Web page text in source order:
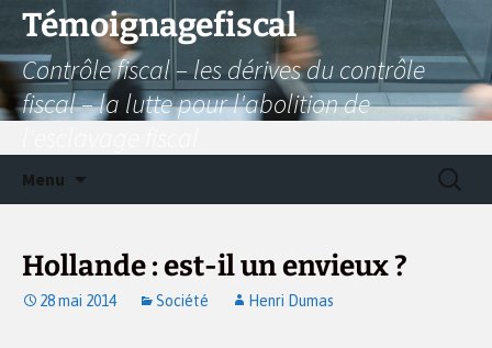
Aller
contenu
Témoignagefiscal
Contrôle fiscal – les dérives du contrôle
fiscal – la lutte pour l'abolition de
Menu
Hollande : est-il un envieux ?
28 mai 2014 Société Henri Dumas